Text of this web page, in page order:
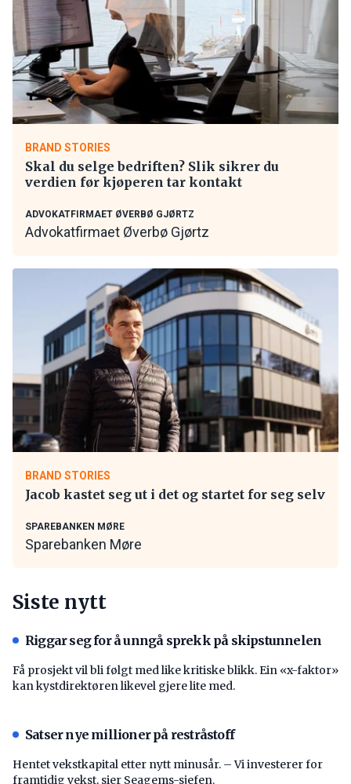
BRAND STORIES
Skal du selge bedriften? Slik sikrer du
verdien før kjøperen tar kontakt
ADVOKATFIRMAET ØVERBØ GJØRTZ
Advokatfirmaet Øverbø Gjørtz
BRAND STORIES
Jacob kastet seg ut i det og startet for seg selv
SPAREBANKEN MØRE
Sparebanken Møre
Siste nytt
Riggar seg for å unngå sprekk på skipstunnelen
Få prosjekt vil bli følgt med like kritiske blikk. Ein «x-faktor»
kan kystdirektøren likevel gjere lite med.
Satser nye millioner på restråstoff
Hentet vekstkapital etter nytt minusår. – Vi investerer for
framtidig vekst, sier Seagems-sjefen.